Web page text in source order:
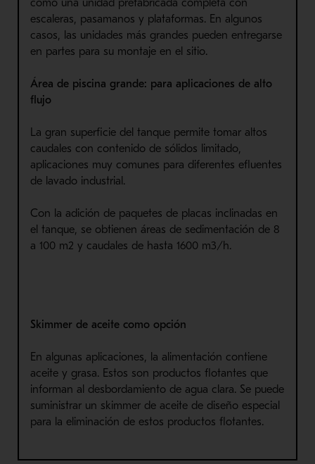
como una unidad prefabricada completa con
escaleras, pasamanos y plataformas. En algunos
casos, las unidades más grandes pueden entregarse
en partes para su montaje en el sitio.
Área de piscina grande: para aplicaciones de alto
flujo
La gran superficie del tanque permite tomar altos
caudales con contenido de sólidos limitado,
aplicaciones muy comunes para diferentes efluentes
de lavado industrial.
Con la adición de paquetes de placas inclinadas en
el tanque, se obtienen áreas de sedimentación de 8
a 100m2 y caudales de hasta 1600 m3/ h.
Skimmer de aceite como opción
En algunas aplicaciones, la alimentación contiene
aceite y grasa. Estos son productos flotantes que
informan al desbordamiento de agua clara. Se puede
suministrar un skimmerde aceite de diseño especial
para la eliminación de estos productos flotantes.